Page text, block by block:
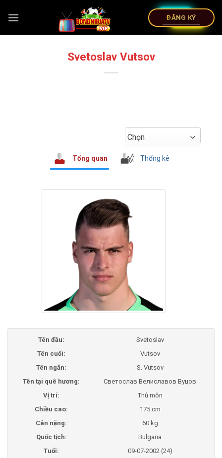
ĐĂNG KÝ
Svetoslav Vutsov
Chọn
Tổng quan Thống kê
Tên đầu:
Svetoslav
Tên cuối:
Vutsov
Tên ngắn:
S. Vutsov
Tên tại quê hương:
Светослав Велиславов Вуцов
Vị trí:
Thủ môn
Chiều cao:
175 cm
Cân nặng:
60 kg
Quốc tịch:
Bulgaria
Tuổi:
09-07-2002 (24)